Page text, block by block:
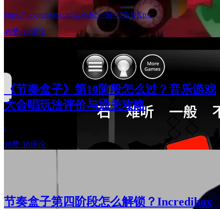
https://m.youtube.com/watch?v=Se-173cDKpw
49赞·13评论
《节奏盒子》第10阶段怎么过？音乐游戏
大合唱玩法评价与通关攻略
-
38赞·18评论
节奏盒子第四阶段怎么解锁？Incredibox